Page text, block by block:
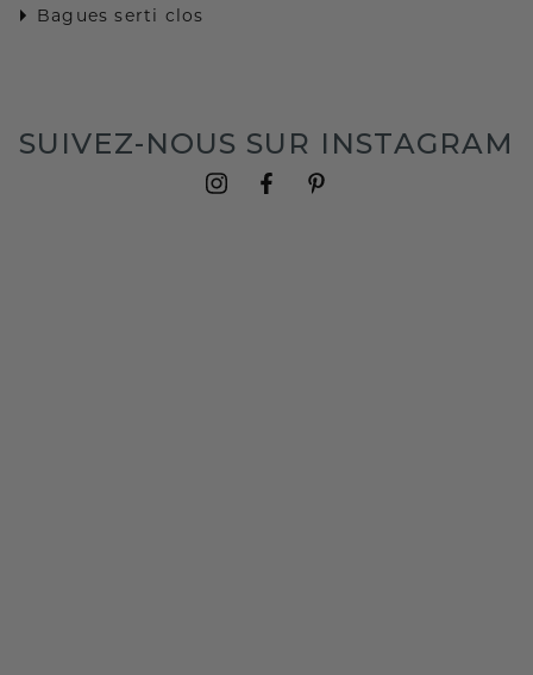
Bagues serti clos
SUIVEZ-NOUS SUR INSTAGRAM